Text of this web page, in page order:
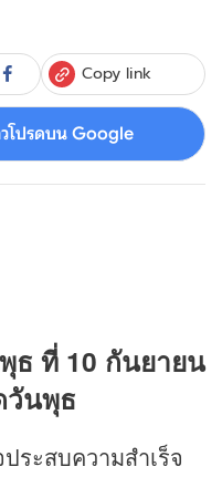
Copy link
โปรดบน Google
ธ ที่ 10 กันยายน
วันพุธ
ระสบความสำเร็จ